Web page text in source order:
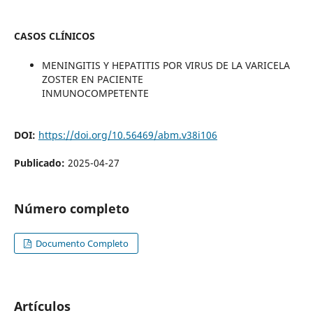
CASOS CLÍNICOS
MENINGITIS Y HEPATITIS POR VIRUS DE LA VARICELA
ZOSTER EN PACIENTE
INMUNOCOMPETENTE
DOI: https://doi.org/10.56469/abm.v38i106
Publicado: 2025-04-27
Número completo
Documento Completo
Artículos